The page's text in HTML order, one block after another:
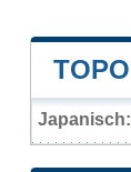
Japanisch: